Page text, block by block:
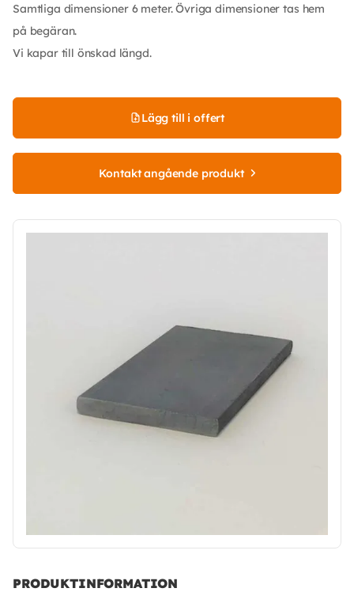
Samtliga dimensioner 6 meter. Övriga dimensioner tas hem
på begäran.
Vi kapar till önskad längd.
Lägg till i offert
Kontakt angående produkt
PRODUKTINFORMATION